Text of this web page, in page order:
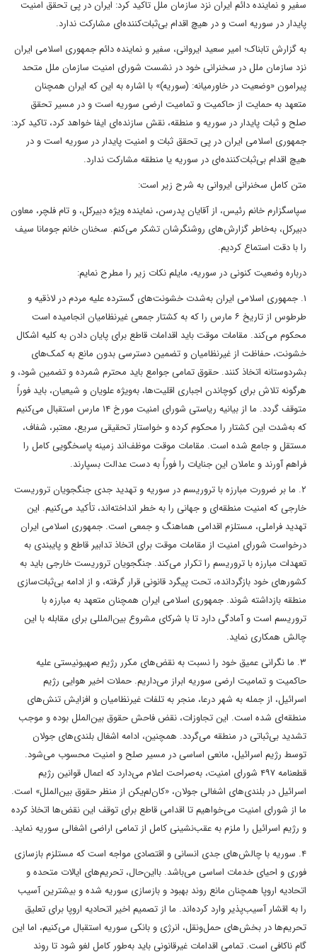
سفیر و نماینده دائم ایران نزد سازمان ملل تاکید کرد: ایران در پی تحقق امنیت
پایدار در سوریه است و در هیچ اقدام بی‌ثبات‌کننده‌ای مشارکت ندارد.
به گزارش تابناک؛ امیر سعید ایروانی، سفیر و نماینده دائم جمهوری اسلامی ایران
نزد سازمان ملل در سخنرانی خود در نشست شورای امنیت سازمان ملل متحد
پیرامون «وضعیت در خاورمیانه: (سوریه)» با اشاره به این که ایران همچنان
متعهد به حمایت از حاکمیت و تمامیت ارضی سوریه است و در مسیر تحقق
صلح و ثبات پایدار در سوریه و منطقه، نقش سازنده‌ای ایفا خواهد کرد، تاکید کرد:
جمهوری اسلامی ایران در پی تحقق ثبات و امنیت پایدار در سوریه است و در
هیچ اقدام بی‌ثبات‌کننده‌ای در سوریه یا منطقه مشارکت ندارد.
متن کامل سخنرانی ایروانی به شرح زیر است:
سپاسگزارم خانم رئیس، از آقایان پدرسن، نماینده ویژه دبیرکل، و تام فلچر، معاون
دبیرکل، به‌خاطر گزارش‌های روشنگرشان تشکر می‌کنم. سخنان خانم جومانا سیف
را با دقت استماع کردیم.
درباره وضعیت کنونی در سوریه، مایلم نکات زیر را مطرح نمایم:
۱. جمهوری اسلامی ایران به‌شدت خشونت‌های گسترده علیه مردم در لاذقیه و
طرطوس از تاریخ ۶ مارس را که به کشتار جمعی غیرنظامیان انجامیده است
محکوم می‌کند. مقامات موقت باید اقدامات قاطع برای پایان دادن به کلیه اشکال
خشونت، حفاظت از غیرنظامیان و تضمین دسترسی بدون مانع به کمک‌های
بشردوستانه اتخاذ کنند. حقوق تمامی جوامع باید محترم شمرده و تضمین شود، و
هرگونه تلاش برای کوچاندن اجباری اقلیت‌ها، به‌ویژه علویان و شیعیان، باید فوراً
متوقف گردد. ما از بیانیه ریاستی شورای امنیت مورخ ۱۴ مارس استقبال می‌کنیم
که به‌شدت این کشتار را محکوم کرده و خواستار تحقیقی سریع، معتبر، شفاف،
مستقل و جامع شده است. مقامات موقت موظف‌اند زمینه پاسخگویی کامل را
فراهم آورند و عاملان این جنایات را فوراً به دست عدالت بسپارند.
۲. ما بر ضرورت مبارزه با تروریسم در سوریه و تهدید جدی جنگجویان تروریست
خارجی که امنیت منطقه‌ای و جهانی را به خطر انداخته‌اند، تأکید می‌کنیم. این
تهدید فراملی، مستلزم اقدامی هماهنگ و جمعی است. جمهوری اسلامی ایران
درخواست شورای امنیت از مقامات موقت برای اتخاذ تدابیر قاطع و پایبندی به
تعهدات مبارزه با تروریسم را تکرار می‌کند. جنگجویان تروریست خارجی باید به
کشور‌های خود بازگردانده، تحت پیگرد قانونی قرار گرفته، و از ادامه بی‌ثبات‌سازی
منطقه بازداشته شوند. جمهوری اسلامی ایران همچنان متعهد به مبارزه با
تروریسم است و آمادگی دارد تا با شرکای مشروع بین‌المللی برای مقابله با این
چالش همکاری نماید.
۳. ما نگرانی عمیق خود را نسبت به نقض‌های مکرر رژیم صهیونیستی علیه
حاکمیت و تمامیت ارضی سوریه ابراز می‌داریم. حملات اخیر هوایی رژیم
اسرائیل، از جمله به شهر درعا، منجر به تلفات غیرنظامیان و افزایش تنش‌های
منطقه‌ای شده است. این تجاوزات، نقض فاحش حقوق بین‌الملل بوده و موجب
تشدید بی‌ثباتی در منطقه می‌گردد. همچنین، ادامه اشغال بلندی‌های جولان
توسط رژیم اسرائیل، مانعی اساسی در مسیر صلح و امنیت محسوب می‌شود.
قطعنامه ۴۹۷ شورای امنیت، به‌صراحت اعلام می‌دارد که اعمال قوانین رژیم
اسرائیل در بلندی‌های اشغالی جولان، «کان‌لم‌یکن از منظر حقوق بین‌الملل» است.
ما از شورای امنیت می‌خواهیم تا اقدامی قاطع برای توقف این نقض‌ها اتخاذ کرده
و رژیم اسرائیل را ملزم به عقب‌نشینی کامل از تمامی اراضی اشغالی سوریه نماید.
۴. سوریه با چالش‌های جدی انسانی و اقتصادی مواجه است که مستلزم بازسازی
فوری و احیای خدمات اساسی می‌باشد. بااین‌حال، تحریم‌های ایالات متحده و
اتحادیه اروپا همچنان مانع روند بهبود و بازسازی سوریه شده و بیشترین آسیب
را به اقشار آسیب‌پذیر وارد کرده‌اند. ما از تصمیم اخیر اتحادیه اروپا برای تعلیق
تحریم‌ها در بخش‌های حمل‌ونقل، انرژی و بانکی سوریه استقبال می‌کنیم، اما این
گام ناکافی است. تمامی اقدامات غیرقانونی باید به‌طور کامل لغو شود تا روند